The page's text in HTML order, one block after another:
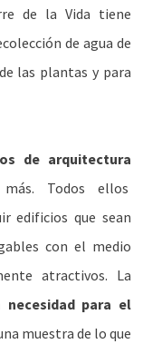
de la Vida tiene
de agua de
las plantas y para
de arquitectura
Todos ellos
edificios que sean
con el medio
atractivos. La
para el
muestra de lo que